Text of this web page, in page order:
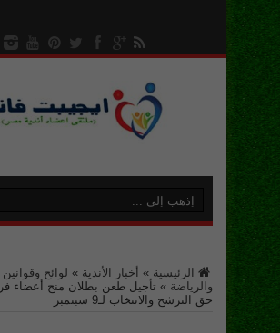
الرئيسية » أخبار الأندية » لوائح وقوانين
والرياضة » تأجيل طعن بطلان منح أعضاء
حق الترشح والانتخاب لـ9 سبتمبر